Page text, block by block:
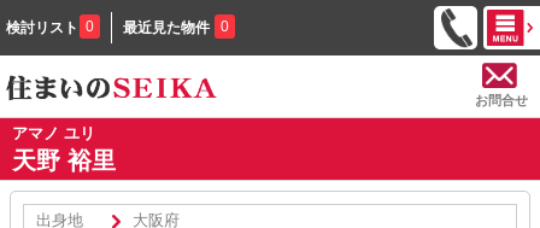
検討リスト 0 最近見た物件 0
お問合せ
アマノ ユリ
天野 裕里
出身地
大阪府